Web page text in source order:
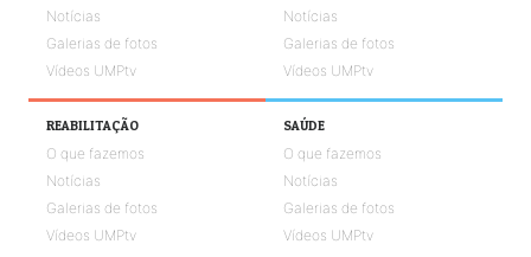
Notícias
Galerias de fotos
Vídeos UMPtv
Notícias
Galerias de fotos
Vídeos UMPtv
REABILITAÇÃO
O que fazemos
Notícias
Galerias de fotos
Vídeos UMPtv
SAÚDE
O que fazemos
Notícias
Galerias de fotos
Vídeos UMPtv